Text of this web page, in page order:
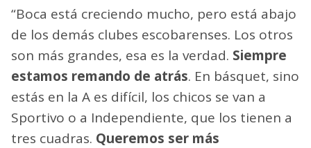
“Boca está creciendo mucho, pero está abajo
de los demás clubes escobarenses. Los otros
son más grandes, esa es la verdad. Siempre
estamos remando de atrás. En básquet, sino
estás en la A es difícil, los chicos se van a
Sportivo o a Independiente, que los tienen a
tres cuadras. Queremos ser más